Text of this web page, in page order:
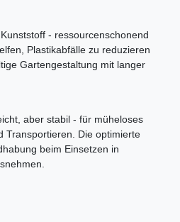
- ressourcenschonend
Plastikabfälle zu reduzieren
Gartengestaltung mit langer
aber stabil - für müheloses
Transportieren. Die optimierte
beim Einsetzen in